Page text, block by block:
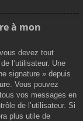
à mon
devez tout
l’utilisateur. Une
signature » depuis
Vous pouvez
vos messages en
de l’utilisateur. Si
plus utile de